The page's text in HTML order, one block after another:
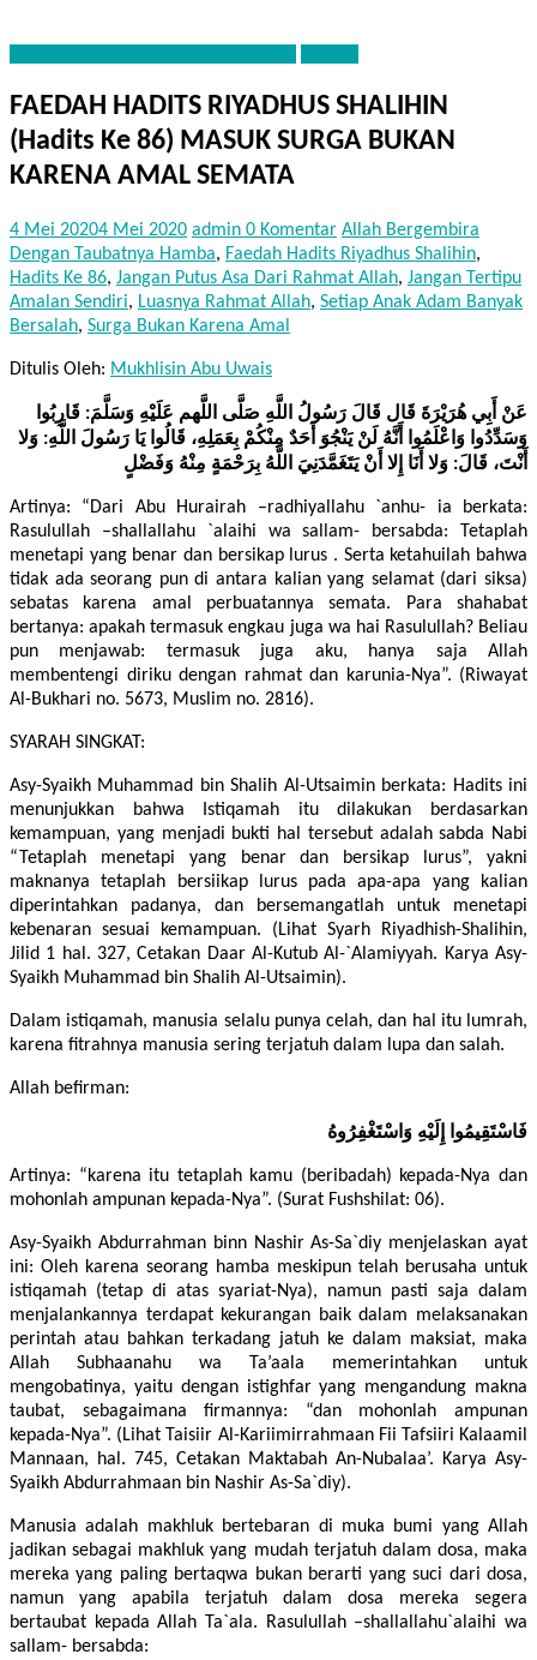
FAEDAH HADITS RIYADHUS SHALIHIN
(Hadits Ke 86) MASUK SURGA BUKAN
KARENA AMAL SEMATA
4 Mei 20204 Mei 2020 admin 0 Komentar Allah Bergembira
Dengan Taubatnya Hamba, Faedah Hadits Riyadhus Shalihin,
Hadits Ke 86, Jangan Putus Asa Dari Rahmat Allah, Jangan Tertipu
Amalan Sendiri, Luasnya Rahmat Allah, Setiap Anak Adam Banyak
Bersalah, Surga Bukan Karena Amal
Ditulis Oleh: Mukhlisin Abu Uwais
عَنْ أَبِي هُرَيْرَةَ قَال قَالَ رَسُولُ اللَّهِ صَلَّى اللَّهم عَلَيْهِ وَسَلَّمَ: قَارِبُوا
وَسَدِّدُوا وَاعْلَمُوا أَنَّهُ لَنْ يَنْجُوَ أَحَدٌ مِنْكُمْ بِعَمَلِهِ، قَالُوا يَا رَسُولَ اللَّهِ: وَلا
أَنْتَ، قَالَ: وَلا أَنَا إِلا أَنْ يَتَغَمَّدَنِيَ اللَّهُ بِرَحْمَةٍ مِنْهُ وَفَضْلٍ
Artinya: “Dari Abu Hurairah –radhiyallahu `anhu- ia berkata:
Rasulullah –shallallahu `alaihi wa sallam- bersabda: Tetaplah
menetapi yang benar dan bersikap lurus . Serta ketahuilah bahwa
tidak ada seorang pun di antara kalian yang selamat (dari siksa)
sebatas karena amal perbuatannya semata. Para shahabat
bertanya: apakah termasuk engkau juga wa hai Rasulullah? Beliau
pun menjawab: termasuk juga aku, hanya saja Allah
membentengi diriku dengan rahmat dan karunia-Nya”. (Riwayat
Al-Bukhari no. 5673, Muslim no. 2816).
SYARAH SINGKAT:
Asy-Syaikh Muhammad bin Shalih Al-Utsaimin berkata: Hadits ini
menunjukkan bahwa Istiqamah itu dilakukan berdasarkan
kemampuan, yang menjadi bukti hal tersebut adalah sabda Nabi
“Tetaplah menetapi yang benar dan bersikap lurus”, yakni
maknanya tetaplah bersiikap lurus pada apa-apa yang kalian
diperintahkan padanya, dan bersemangatlah untuk menetapi
kebenaran sesuai kemampuan. (Lihat Syarh Riyadhish-Shalihin,
Jilid 1 hal. 327, Cetakan Daar Al-Kutub Al-`Alamiyyah. Karya Asy-
Syaikh Muhammad bin Shalih Al-Utsaimin).
Dalam istiqamah, manusia selalu punya celah, dan hal itu lumrah,
karena fitrahnya manusia sering terjatuh dalam lupa dan salah.
Allah befirman:
فَاسْتَقِيمُوا إِلَيْهِ وَاسْتَغْفِرُوهُ
Artinya: “karena itu tetaplah kamu (beribadah) kepada-Nya dan
mohonlah ampunan kepada-Nya”. (Surat Fushshilat: 06).
Asy-Syaikh Abdurrahman binn Nashir As-Sa`diy menjelaskan ayat
ini: Oleh karena seorang hamba meskipun telah berusaha untuk
istiqamah (tetap di atas syariat-Nya), namun pasti saja dalam
menjalankannya terdapat kekurangan baik dalam melaksanakan
perintah atau bahkan terkadang jatuh ke dalam maksiat, maka
Allah Subhaanahu wa Ta’aala memerintahkan untuk
mengobatinya, yaitu dengan istighfar yang mengandung makna
taubat, sebagaimana firmannya: “dan mohonlah ampunan
kepada-Nya”. (Lihat Taisiir Al-Kariimirrahmaan Fii Tafsiiri Kalaamil
Mannaan, hal. 745, Cetakan Maktabah An-Nubalaa’. Karya Asy-
Syaikh Abdurrahmaan bin Nashir As-Sa`diy).
Manusia adalah makhluk bertebaran di muka bumi yang Allah
jadikan sebagai makhluk yang mudah terjatuh dalam dosa, maka
mereka yang paling bertaqwa bukan berarti yang suci dari dosa,
namun yang apabila terjatuh dalam dosa mereka segera
bertaubat kepada Allah Ta`ala. Rasulullah –shallallahu`alaihi wa
sallam- bersabda: